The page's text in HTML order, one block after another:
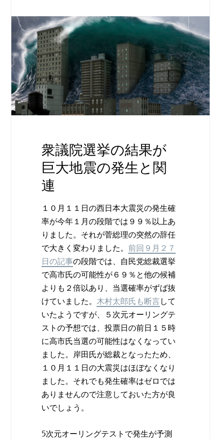
衆議院選挙の結果が
巨大地震の発生と関
連
１０月１１日の西日本大震災の発生確
率が今年１月の段階では９９％以上あ
りました。それが菅総理の突然の辞任
で大きく変わりました。 前回９月２７
日の記事の段階では、自民党総裁選挙
で高市氏の可能性が６９％と他の候補
よりも２倍以あり、当選確率がずば抜
けていました。 木村太郎氏も断言 して
いたようですが、５次元オーリングテ
ストの予想では、投票日の前日１５時
に高市氏当選の可能性はなくなってい
ました。岸田氏が総裁となったため、
１０月１１日の大震災はほぼなくなり
ました。それでも発生確率はゼロでは
ありませんので注意しておいた方が良
いでしょう。
5次元オーリングテストで発生が予測